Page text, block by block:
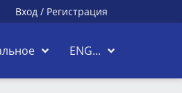
Вход / Регистрация
ENG...